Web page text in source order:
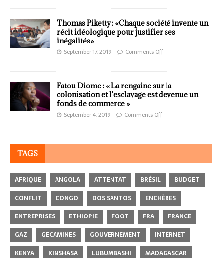
Thomas Piketty : «Chaque société invente un
récit idéologique pour justifier ses
inégalités»
September 17, 2019 Comments Off
Fatou Diome : « La rengaine sur la
colonisation et l’esclavage est devenue un
fonds de commerce »
September 4, 2019 Comments Off
TAGS
AFRIQUE ANGOLA ATTENTAT BRÉSIL
BUDGET
CONFLIT
CONGO DOS SANTOS
ENCHÈRES
ENTREPRISES
ETHIOPIE FOOT FRA
FRANCE
GAZ
GECAMINES GOUVERNEMENT
INTERNET
KENYA
KINSHASA LUBUMBASHI MADAGASCAR